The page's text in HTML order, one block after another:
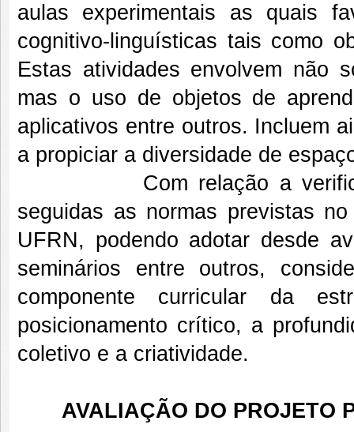
aulas experimentais as quais
cognitivo-linguísticas tais como
Estas atividades envolvem não
mas o uso de objetos de
aplicativos entre outros. Incluem
a propiciar a diversidade de
Com relação a verificação
seguidas as normas previstas
UFRN, podendo adotar desde
seminários entre outros,
componente curricular da
posicionamento crítico, a
coletivo e a criatividade.
AVALIAÇÃO DO PROJETO